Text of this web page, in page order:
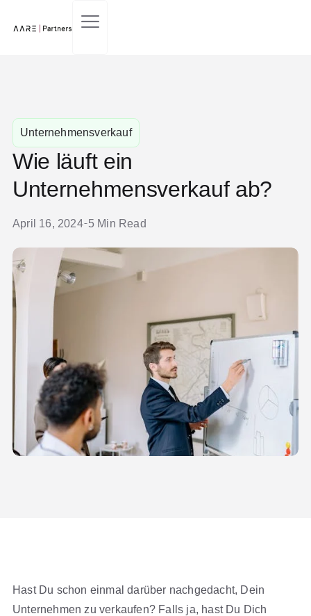
Unternehmensverkauf
Wie läuft ein
Unternehmensverkauf ab?
April 16, 2024 5 Min Read
Hast Du schon einmal darüber nachgedacht, Dein
Unternehmen zu verkaufen? Falls ja, hast Du Dich